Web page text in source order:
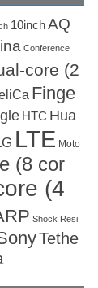
10inchAQ
Conference
core (2
Finge
HTC Hua
LTE Moto
(8 cor
(4
Shock Resi
Tethe